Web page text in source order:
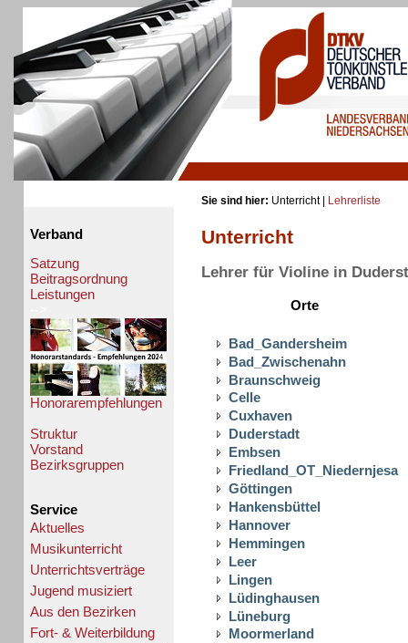
Verband
Satzung
Beitragsordnung
Leistungen
Honorarempfehlungen
Struktur
Vorstand
Bezirksgruppen
Service
Aktuelles
Musikunterricht
Unterrichtsverträge
Jugend musiziert
Aus den Bezirken
Fort- & Weiterbildung
Sie sind hier: Unterricht | Lehrerliste
Unterricht
Lehrer für Violine in
Orte
Bad_Gandersheim
Bad_Zwischenahn
Braunschweig
Celle
Cuxhaven
Duderstadt
Embsen
Friedland_OT_Niedernjesa
Göttingen
Hankensbüttel
Hannover
Hemmingen
Leer
Lingen
Lüdinghausen
Lüneburg
Moormerland